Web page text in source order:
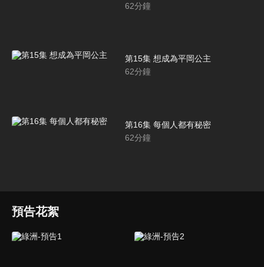
62分鐘
第15集 想成為平岡公主
62分鐘
第16集 每個人都有秘密
62分鐘
預告花絮